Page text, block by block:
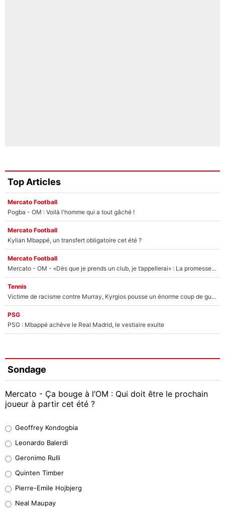
Top Articles
Mercato Football
Pogba - OM : Voilà l'homme qui a tout gâché !
Mercato Football
Kylian Mbappé, un transfert obligatoire cet été ?
Mercato Football
Mercato - OM - «Dès que je prends un club, je t’appellerai» : La promesse de Marcelino au moment de claquer la porte
Tennis
Victime de racisme contre Murray, Kyrgios pousse un énorme coup de gueule !
PSG
PSG : Mbappé achève le Real Madrid, le vestiaire exulte
Sondage
Mercato - Ça bouge à l’OM : Qui doit être le prochain
joueur à partir cet été ?
38%
32%
4%
Geoffrey Kondogbia
Leonardo Balerdi
Geronimo Rulli
Quinten Timber
Pierre-Emile Hojbjerg
Neal Maupay